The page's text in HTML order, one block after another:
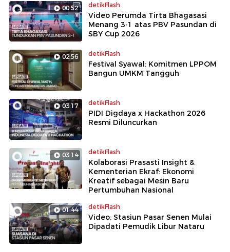
00:52 detikFlash
Video Perumda Tirta Bhagasasi
Menang 3-1 atas PBV Pasundan di
SBY Cup 2026
02:56 detikFlash
Festival Syawal: Komitmen LPPOM
Bangun UMKM Tangguh
03:17 detikFlash
PIDI Digdaya x Hackathon 2026
Resmi Diluncurkan
03:14 detikFlash
Kolaborasi Prasasti Insight &
Kementerian Ekraf: Ekonomi
Kreatif sebagai Mesin Baru
Pertumbuhan Nasional
01:44 detikFlash
Video: Stasiun Pasar Senen Mulai
Dipadati Pemudik Libur Nataru